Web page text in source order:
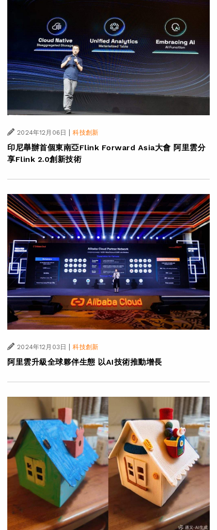
2024年12月06日 | 科技創新
印尼舉辦首個東南亞Flink Forward Asia大會 阿里雲分
享Flink 2.0創新技術
2024年12月03日 | 科技創新
阿里雲升級全球夥伴生態 以AI技術推動增長